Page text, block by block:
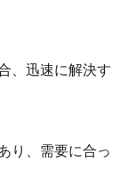
、迅速に解決す
り、需要に合っ